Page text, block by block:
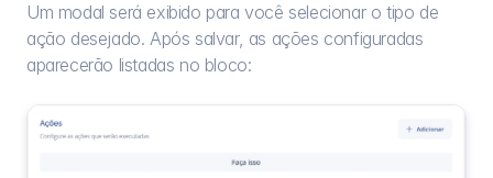
Um modal será exibido para você selecionar o tipo de
ação desejado. Após salvar, as ações configuradas
aparecerão listadas no bloco: